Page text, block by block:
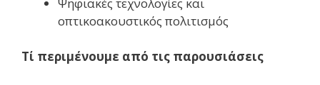
οπτικοακουστικός πολιτισμός
Τί περιμένουμε από τις παρουσιάσεις